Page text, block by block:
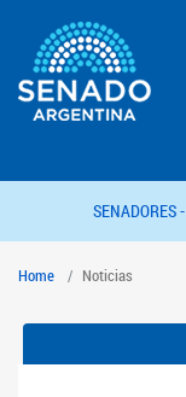
SENADORES -
Home Noticias